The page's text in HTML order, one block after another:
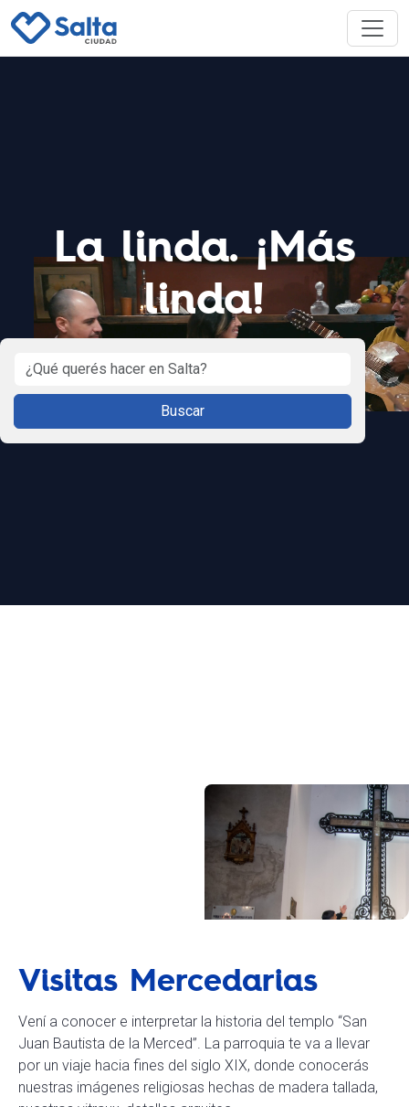
La linda. ¡Más
linda!
Buscar
Visitas Mercedarias
Vení a conocer e interpretar la historia del templo “San
Juan Bautista de la Merced”. La parroquia te va a llevar
por un viaje hacia fines del siglo XIX, donde conocerás
nuestras imágenes religiosas hechas de madera tallada,